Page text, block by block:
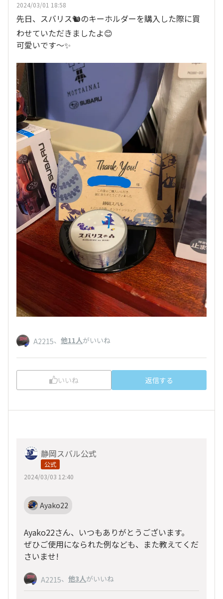
2024/03/01 18:58
先日、スバリス🐿️のキーホルダーを購入した際に買
わせていただきましたよ😊
可愛いです〜✨
A2215、 他11人がいいね
いいね 返信する
静岡スバル公式
公式
2024/03/03 12:40
Ayako22
Ayako22さん、いつもありがとうございます。
ぜひご使用になられた例なども、また教えてくだ
さいませ!
A2215、 他3人がいいね